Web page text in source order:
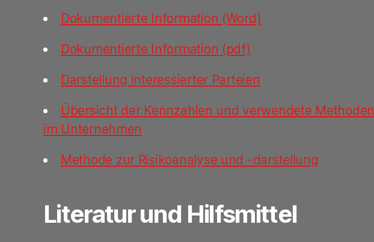
Dokumentierte Information (Word)
Dokumentierte Information (pdf)
Darstellung interessierter Parteien
Übersicht der Kennzahlen und verwendete Methoden
im Unternehmen
Methode zur Risikoanalyse und -darstellung
Literatur und Hilfsmittel